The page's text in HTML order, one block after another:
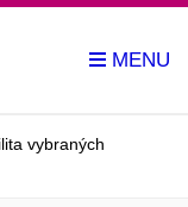
vybraných